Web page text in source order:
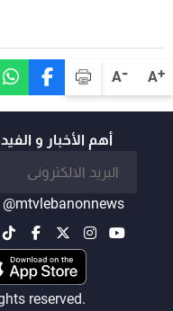
A+
A-
أهم الأخبار و
@mtvlebanonnews
reserved.